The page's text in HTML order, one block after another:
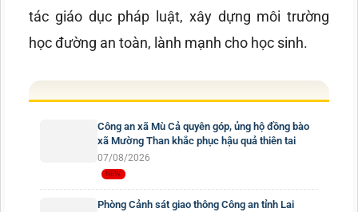
tác giáo dục pháp luật, xây dựng môi trường
học đường an toàn, lành mạnh cho học sinh.
Công an xã Mù Cả quyên góp, ủng hộ đồng bào
xã Mường Than khắc phục hậu quả thiên tai
07/08/2026
Phòng Cảnh sát giao thông Công an tỉnh Lai